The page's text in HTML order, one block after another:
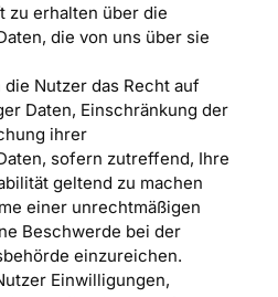
zu erhalten über die
die von uns über sie
Nutzer das Recht auf
Daten, Einschränkung der
ihrer
sofern zutreffend, Ihre
geltend zu machen
einer unrechtmäßigen
Beschwerde bei der
einzureichen.
Einwilligungen,